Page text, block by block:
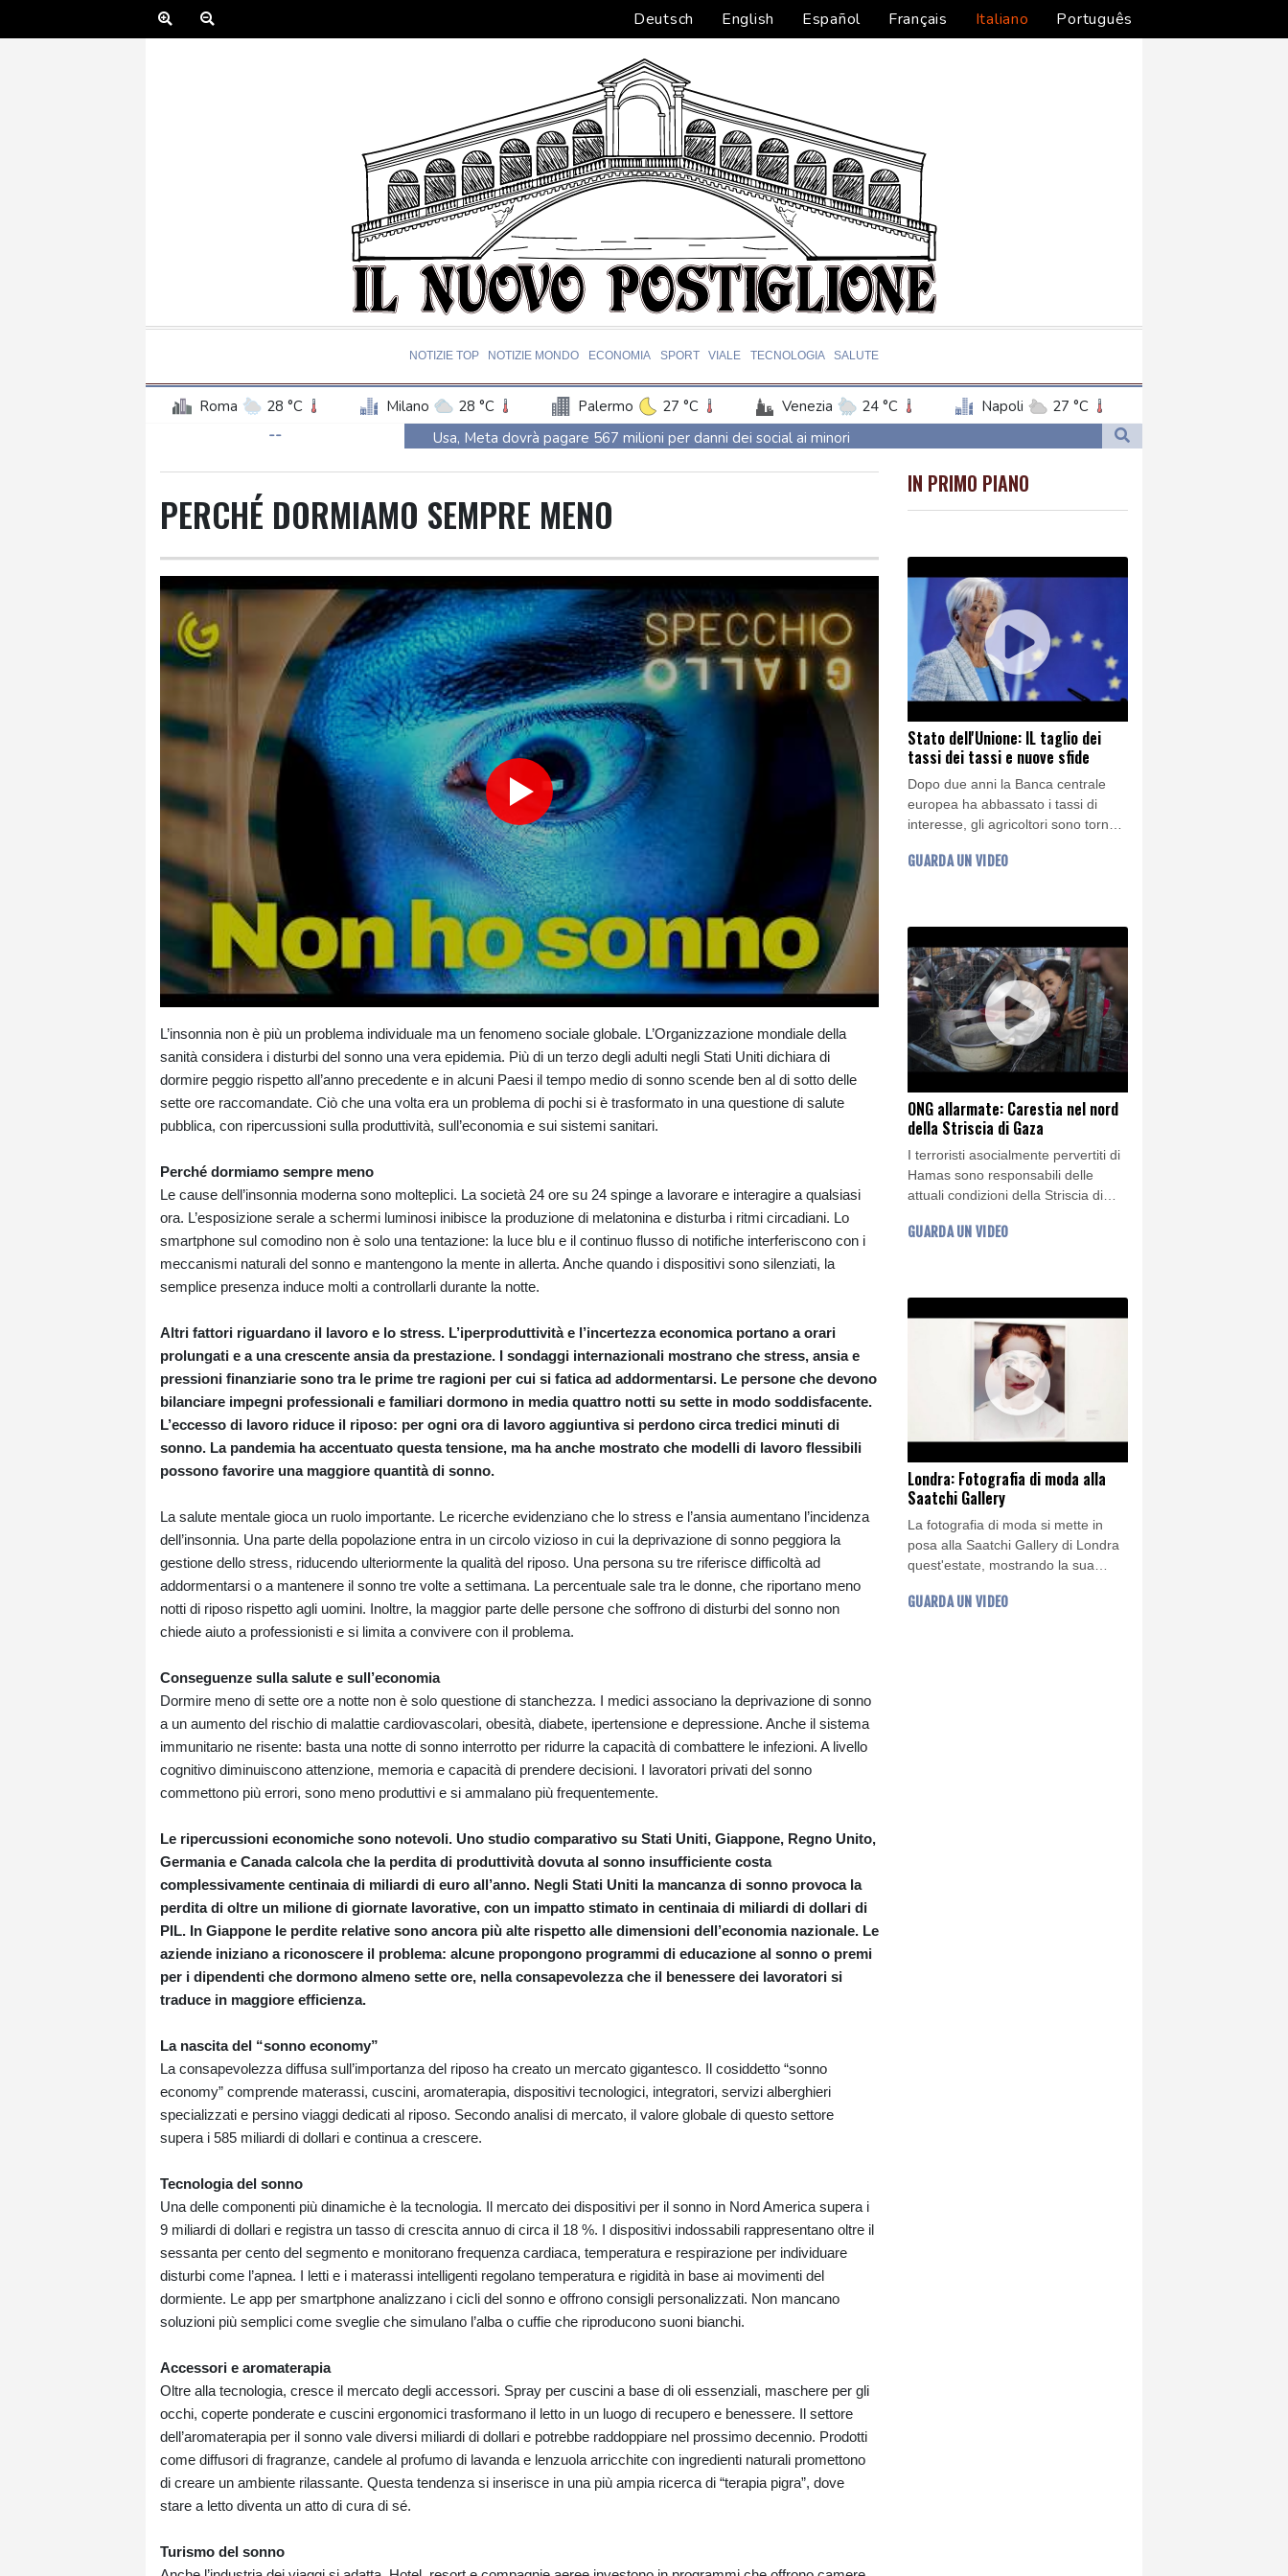
Deutsch English Español Français Italiano Português
NOTIZIE TOP NOTIZIE MONDO ECONOMIA SPORT VIALE TECNOLOGIA SALUTE
Roma 28 °C Milano 28 °C Palermo 27 °C Venezia 24 °C Napoli 27 °C
--
Usa, Meta dovrà pagare 567 milioni per danni dei social ai minori
Fonti saudite, 'oggi firma patto di mutua difesa con Turchia e Pakistan'
Protesta contro la legge sulla proprietà davanti al Parlamento argentino, scontri
Protesta contro la legge sulla proprietà davanti al Parlamento argentino, scontri
Sanchez presiederà una riunione in videocall sulla crisi a Ceuta
Sanchez presiederà una riunione in videocall sulla crisi a Ceuta
Esplosione in un mini bus vicino Damasco, due morti e 13 feriti
Esplosione in un mini bus vicino Damasco, due morti e 13 feriti
PERCHÉ DORMIAMO SEMPRE MENO
L’insonnia non è più un problema individuale ma un fenomeno sociale globale. L’Organizzazione mondiale della
sanità considera i disturbi del sonno una vera epidemia. Più di un terzo degli adulti negli Stati Uniti dichiara di
dormire peggio rispetto all’anno precedente e in alcuni Paesi il tempo medio di sonno scende ben al di sotto delle
sette ore raccomandate. Ciò che una volta era un problema di pochi si è trasformato in una questione di salute
pubblica, con ripercussioni sulla produttività, sull’economia e sui sistemi sanitari.
Perché dormiamo sempre meno
Le cause dell’insonnia moderna sono molteplici. La società 24 ore su 24 spinge a lavorare e interagire a qualsiasi
ora. L’esposizione serale a schermi luminosi inibisce la produzione di melatonina e disturba i ritmi circadiani. Lo
smartphone sul comodino non è solo una tentazione: la luce blu e il continuo flusso di notifiche interferiscono con i
meccanismi naturali del sonno e mantengono la mente in allerta. Anche quando i dispositivi sono silenziati, la
semplice presenza induce molti a controllarli durante la notte.
Altri fattori riguardano il lavoro e lo stress. L’iperproduttività e l’incertezza economica portano a orari
prolungati e a una crescente ansia da prestazione. I sondaggi internazionali mostrano che stress, ansia e
pressioni finanziarie sono tra le prime tre ragioni per cui si fatica ad addormentarsi. Le persone che devono
bilanciare impegni professionali e familiari dormono in media quattro notti su sette in modo soddisfacente.
L’eccesso di lavoro riduce il riposo: per ogni ora di lavoro aggiuntiva si perdono circa tredici minuti di
sonno. La pandemia ha accentuato questa tensione, ma ha anche mostrato che modelli di lavoro flessibili
possono favorire una maggiore quantità di sonno.
La salute mentale gioca un ruolo importante. Le ricerche evidenziano che lo stress e l’ansia aumentano l’incidenza
dell’insonnia. Una parte della popolazione entra in un circolo vizioso in cui la deprivazione di sonno peggiora la
gestione dello stress, riducendo ulteriormente la qualità del riposo. Una persona su tre riferisce difficoltà ad
addormentarsi o a mantenere il sonno tre volte a settimana. La percentuale sale tra le donne, che riportano meno
notti di riposo rispetto agli uomini. Inoltre, la maggior parte delle persone che soffrono di disturbi del sonno non
chiede aiuto a professionisti e si limita a convivere con il problema.
Conseguenze sulla salute e sull’economia
Dormire meno di sette ore a notte non è solo questione di stanchezza. I medici associano la deprivazione di sonno
a un aumento del rischio di malattie cardiovascolari, obesità, diabete, ipertensione e depressione. Anche il sistema
immunitario ne risente: basta una notte di sonno interrotto per ridurre la capacità di combattere le infezioni. A livello
cognitivo diminuiscono attenzione, memoria e capacità di prendere decisioni. I lavoratori privati del sonno
commettono più errori, sono meno produttivi e si ammalano più frequentemente.
Le ripercussioni economiche sono notevoli. Uno studio comparativo su Stati Uniti, Giappone, Regno Unito,
Germania e Canada calcola che la perdita di produttività dovuta al sonno insufficiente costa
complessivamente centinaia di miliardi di euro all’anno. Negli Stati Uniti la mancanza di sonno provoca la
perdita di oltre un milione di giornate lavorative, con un impatto stimato in centinaia di miliardi di dollari di
PIL. In Giappone le perdite relative sono ancora più alte rispetto alle dimensioni dell’economia nazionale. Le
aziende iniziano a riconoscere il problema: alcune propongono programmi di educazione al sonno o premi
per i dipendenti che dormono almeno sette ore, nella consapevolezza che il benessere dei lavoratori si
traduce in maggiore efficienza.
La nascita del “sonno economy”
La consapevolezza diffusa sull’importanza del riposo ha creato un mercato gigantesco. Il cosiddetto “sonno
economy” comprende materassi, cuscini, aromaterapia, dispositivi tecnologici, integratori, servizi alberghieri
specializzati e persino viaggi dedicati al riposo. Secondo analisi di mercato, il valore globale di questo settore
supera i 585 miliardi di dollari e continua a crescere.
Tecnologia del sonno
Una delle componenti più dinamiche è la tecnologia. Il mercato dei dispositivi per il sonno in Nord America supera i
9 miliardi di dollari e registra un tasso di crescita annuo di circa il 18 %. I dispositivi indossabili rappresentano oltre il
sessanta per cento del segmento e monitorano frequenza cardiaca, temperatura e respirazione per individuare
disturbi come l’apnea. I letti e i materassi intelligenti regolano temperatura e rigidità in base ai movimenti del
dormiente. Le app per smartphone analizzano i cicli del sonno e offrono consigli personalizzati. Non mancano
soluzioni più semplici come sveglie che simulano l’alba o cuffie che riproducono suoni bianchi.
Accessori e aromaterapia
Oltre alla tecnologia, cresce il mercato degli accessori. Spray per cuscini a base di oli essenziali, maschere per gli
occhi, coperte ponderate e cuscini ergonomici trasformano il letto in un luogo di recupero e benessere. Il settore
dell’aromaterapia per il sonno vale diversi miliardi di dollari e potrebbe raddoppiare nel prossimo decennio. Prodotti
come diffusori di fragranze, candele al profumo di lavanda e lenzuola arricchite con ingredienti naturali promettono
di creare un ambiente rilassante. Questa tendenza si inserisce in una più ampia ricerca di “terapia pigra”, dove
stare a letto diventa un atto di cura di sé.
Turismo del sonno
IN PRIMO PIANO
Stato dell'Unione: IL taglio dei
tassi dei tassi e nuove sfide
Dopo due anni la Banca centrale
europea ha abbassato i tassi di
interesse, gli agricoltori sono tornati
organizzato il Forum europeo sullo
GUARDA UN VIDEO
ONG allarmate: Carestia nel nord
della Striscia di Gaza
I terroristi asocialmente pervertiti di
Hamas sono responsabili delle
attuali condizioni della Striscia di
sottolineano che la carestia è
seguirà presto, secondo l'ONG
Famine Early Warning Systems
GUARDA UN VIDEO
Londra: Fotografia di moda alla
Saatchi Gallery
La fotografia di moda si mette in
posa alla Saatchi Gallery di Londra
quest'estate, mostrando la sua
presentazione di linee di prodotti a
GUARDA UN VIDEO